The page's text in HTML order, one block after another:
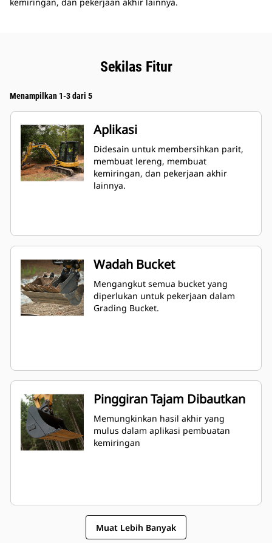
kemiringan, dan pekerjaan akhir lainnya.
Sekilas Fitur
Menampilkan 1-3 dari 5
Aplikasi
Didesain untuk membersihkan parit,
membuat lereng, membuat
kemiringan, dan pekerjaan akhir
lainnya.
Wadah Bucket
Mengangkut semua bucket yang
diperlukan untuk pekerjaan dalam
Grading Bucket.
Pinggiran Tajam Dibautkan
Memungkinkan hasil akhir yang
mulus dalam aplikasi pembuatan
kemiringan
Muat Lebih Banyak